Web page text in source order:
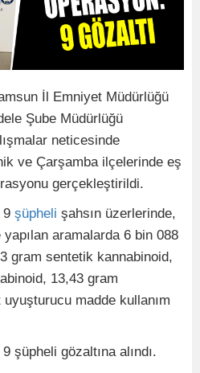
İl Emniyet Müdürlüğü
Şube Müdürlüğü
neticesinde
ve Çarşamba ilçelerinde eş
gerçekleştirildi.
9 şüpheli şahsın üzerlerinde,
aramalarda 6 bin 088
gram sentetik kannabinoid,
13,43 gram
madde kullanım
şüpheli gözaltına alındı.